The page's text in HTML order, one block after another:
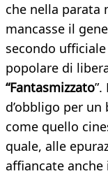
che nella parata
mancasse il
secondo
popolare di
“Fantasmizzato
d’obbligo per
come quello
quale, alle
affiancate